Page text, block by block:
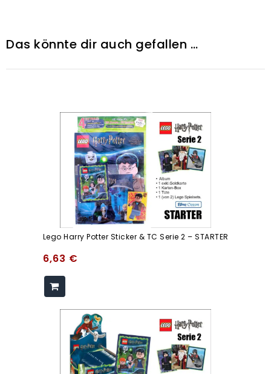
Das könnte dir auch gefallen …
Lego Harry Potter Sticker & TC Serie 2 – STARTER
6,63 €